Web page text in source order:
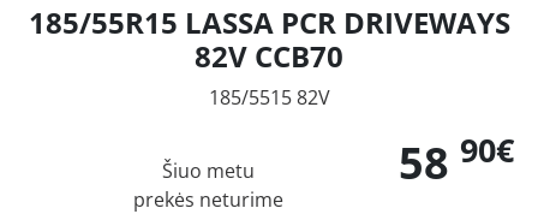
185/55R15 LASSA PCR DRIVEWAYS
82V CCB70
185/5515 82V
58 90€
Šiuo metu
prekės neturime